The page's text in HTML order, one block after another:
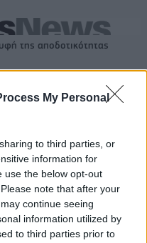
My Personal
to third parties, or
information for
use the below opt-out
note that after your
continue seeing
information utilized by
to third parties prior to
της αποδοτικότητας
«Όταν σου
τον Ιούλιο